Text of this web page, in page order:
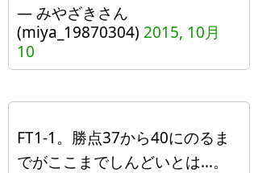
— みやざきさん
(miya_19870304) 2015, 10月
10
FT1-1。勝点37から40にのるま
でがここまでしんどいとは…。